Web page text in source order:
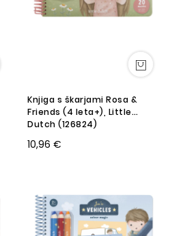
Knjiga s škarjami Rosa &
Friends (4 leta+), Little
Dutch (126824)
10,96 €